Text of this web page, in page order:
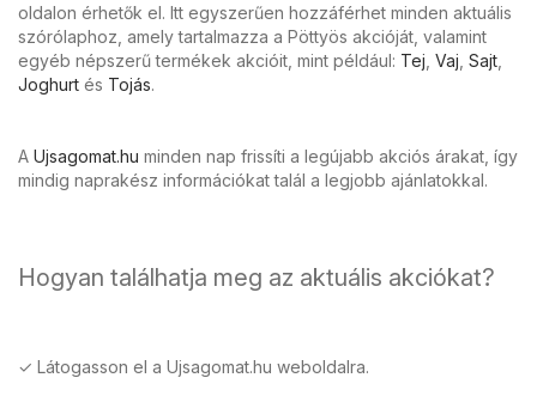
oldalon érhetők el. Itt egyszerűen hozzáférhet minden aktuális
szórólaphoz, amely tartalmazza a Pöttyös akcióját, valamint
egyéb népszerű termékek akcióit, mint például: Tej Vaj Sajt
Joghurt és Tojás.
A Ujsagomat.hu minden nap frissíti a legújabb akciós árakat, így
mindig naprakész információkat talál a legjobb ajánlatokkal.
Hogyan találhatja meg az aktuális akciókat?
✓ Látogasson el a Ujsagomat.hu weboldalra.